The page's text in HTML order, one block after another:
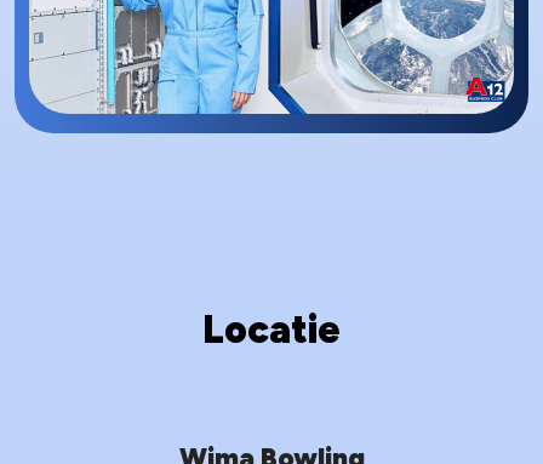
Locatie